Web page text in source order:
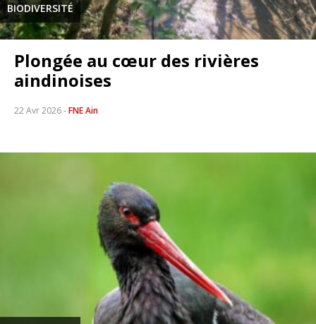
BIODIVERSITÉ
Plongée au cœur des rivières
aindinoises
22 Avr 2026-FNE Ain